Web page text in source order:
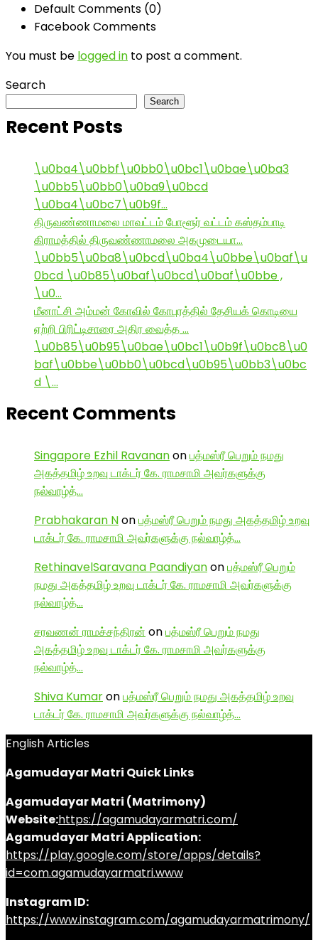
Default Comments (0)
Facebook Comments
You must be logged in to post a comment.
Search
Search
Recent Posts
\u0ba4\u0bbf\u0bb0\u0bc1\u0bae\u0ba3
\u0bb5\u0bb0\u0ba9\u0bcd
\u0ba4\u0bc7\u0b9f…
திருவண்ணாமலை மாவட்டம் போளூர் வட்டம் கஸ்தம்பாடி
கிராமத்தில் திருவண்ணாமலை அகமுடையா…
\u0bb5\u0ba8\u0bcd\u0ba4\u0bbe\u0baf\u
0bcd \u0b85\u0baf\u0bcd\u0baf\u0bbe ,
\u0…
மீனாட்சி அம்மன் கோவில் கோபுரத்தில் தேசியக் கொடியை
ஏற்றி பிரிட்டிசாரை அதிர வைத்த …
\u0b85\u0b95\u0bae\u0bc1\u0b9f\u0bc8\u0
baf\u0bbe\u0bb0\u0bcd\u0b95\u0bb3\u0bc
d \…
Recent Comments
Singapore Ezhil Ravananonபத்மஸ்ரீ பெறும் நமது
அகத்தமிழ் உறவு டாக்டர் கே. ராமசாமி அவர்களுக்கு
நல்வாழ்த்…
Prabhakaran Nonபத்மஸ்ரீ பெறும் நமது அகத்தமிழ் உறவு
டாக்டர் கே. ராமசாமி அவர்களுக்கு நல்வாழ்த்…
RethinavelSaravana Paandiyanonபத்மஸ்ரீ பெறும்
நமது அகத்தமிழ் உறவு டாக்டர் கே. ராமசாமி அவர்களுக்கு
நல்வாழ்த்…
சரவணன் ராமச்சந்திரன் onபத்மஸ்ரீ பெறும் நமது
அகத்தமிழ் உறவு டாக்டர் கே. ராமசாமி அவர்களுக்கு
நல்வாழ்த்…
Shiva Kumaronபத்மஸ்ரீ பெறும் நமது அகத்தமிழ் உறவு
டாக்டர் கே. ராமசாமி அவர்களுக்கு நல்வாழ்த்…
English Articles
Agamudayar Matri Quick Links
Agamudayar Matri (Matrimony)
Website:https://agamudayarmatri.com/
Agamudayar Matri Application:
https://play.google.com/store/apps/details?
id=com.agamudayarmatri.www
Instagram ID:
https://www.instagram.com/agamudayarmatrimony/